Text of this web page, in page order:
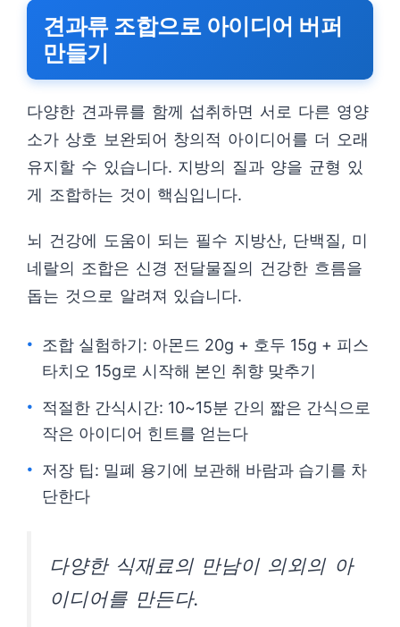
견과류 조합으로 아이디어 버퍼
만들기
다양한 견과류를 함께 섭취하면 서로 다른 영양
소가 상호 보완되어 창의적 아이디어를 더 오래
유지할 수 있습니다. 지방의 질과 양을 균형 있
게 조합하는 것이 핵심입니다.
뇌 건강에 도움이 되는 필수 지방산, 단백질, 미
네랄의 조합은 신경 전달물질의 건강한 흐름을
돕는 것으로 알려져 있습니다.
조합 실험하기: 아몬드 20g + 호두 15g + 피스
타치오 15g로 시작해 본인 취향 맞추기
적절한 간식시간: 10~15분 간의 짧은 간식으로
작은 아이디어 힌트를 얻는다
저장 팁: 밀폐 용기에 보관해 바람과 습기를 차
단한다
다양한 식재료의 만남이 의외의 아
이디어를 만든다.